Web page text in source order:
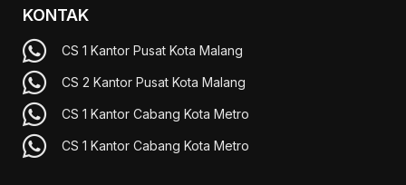
KONTAK
CS 1 Kantor Pusat Kota Malang
CS 2 Kantor Pusat Kota Malang
CS 1 Kantor Cabang Kota Metro
CS 1 Kantor Cabang Kota Metro